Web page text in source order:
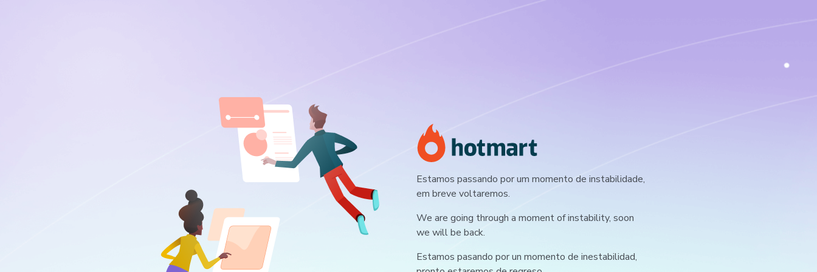
Estamos passando por um momento de instabilidade,
em breve voltaremos.
We are going through a moment of instability, soon
we will be back.
Estamos pasando por un momento de inestabilidad,